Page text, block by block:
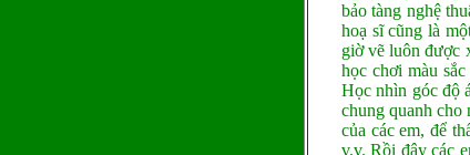
bảo tàng nghệ
hoạ sĩ cũng là
giờ vẽ luôn được
học chơi màu
Học nhìn góc độ
chung quanh cho
của các em, để
v.v. Rồi đây các